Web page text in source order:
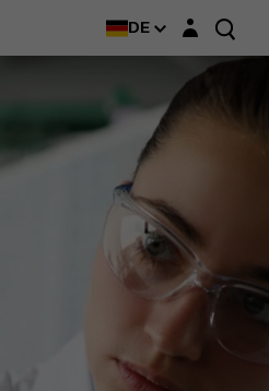
DE Login-Maske